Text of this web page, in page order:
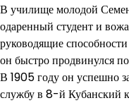
В училище молодой
одаренный студент и
руководящие
он быстро продвинулся
В 1905 году он успешно
службу в 8-й Кубанский